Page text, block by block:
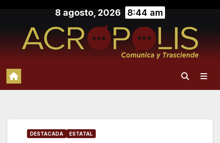
contenido
8 agosto, 2026 8:44 am
DESTACADA ESTATAL